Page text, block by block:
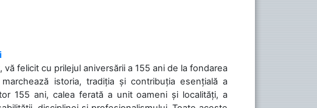
felicit cu prilejul aniversării a 155 ani de la fondarea
istoria, tradiția și contribuția esențială a
155 ani, calea ferată a unit oameni și localități, a